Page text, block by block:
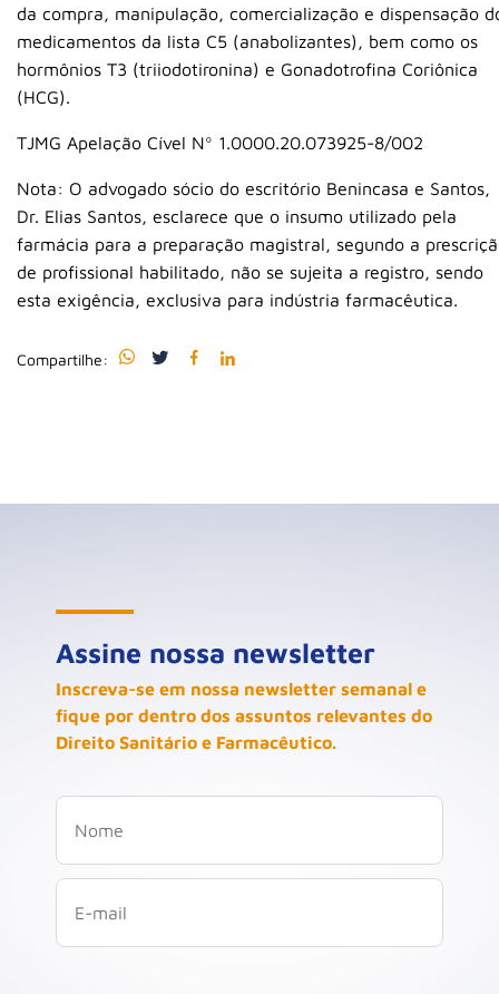
da compra, manipulação, comercialização e dispensação
medicamentos da lista C5 (anabolizantes), bem como os
hormônios T3 (triiodotironina) e Gonadotrofina Coriônica
(HCG).
TJMG Apelação Cível Nº 1.0000.20.073925-8/002
Nota: O advogado sócio do escritório Benincasa e Santos,
Dr. Elias Santos, esclarece que o insumo utilizado pela
farmácia para a preparação magistral, segundo a
de profissional habilitado, não se sujeita a registro, sendo
esta exigência, exclusiva para indústria farmacêutica.
Compartilhe:
Assine nossa newsletter
Inscreva-se em nossa newsletter semanal e
fique por dentro dos assuntos relevantes do
Direito Sanitário e Farmacêutico.